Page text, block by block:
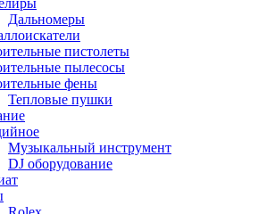
Дальномеры
пистолеты
пылесосы
фены
Тепловые пушки
Музыкальный инструмент
DJ оборудование